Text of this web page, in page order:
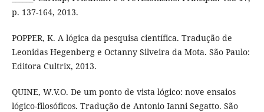
p. 137-164, 2013.
POPPER, K. A lógica da pesquisa científica. Tradução de
Leonidas Hegenberg e Octanny Silveira da Mota. São Paulo:
Editora Cultrix, 2013.
QUINE, W.V.O. De um ponto de vista lógico: nove ensaios
lógico-filosóficos. Tradução de Antonio Ianni Segatto. São